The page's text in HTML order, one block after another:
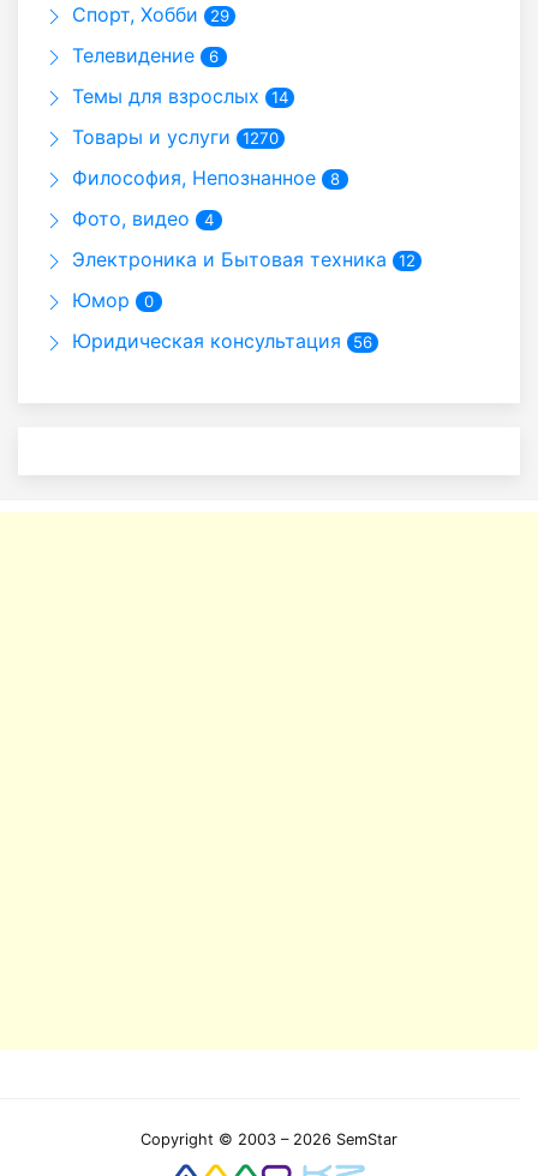
Спорт, Хобби 29
Телевидение 6
Темы для взрослых 14
Товары и услуги 1270
Философия, Непознанное 8
Фото, видео 4
Электроника и Бытовая техника 12
Юмор 0
Юридическая консультация 56
Copyright © 2003 – 2026 SemStar